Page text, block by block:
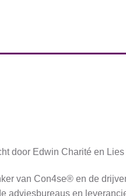
door Edwin Charité en
van Con4se® en de
adviesbureaus en